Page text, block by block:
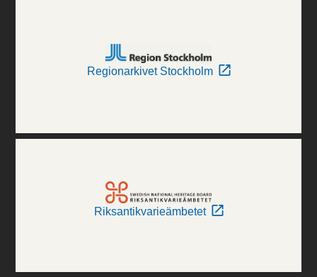
Regionarkivet Stockholm
Riksantikvarieämbetet